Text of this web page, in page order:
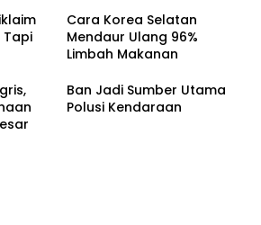
Tapi
Cara Korea Selatan
Mendaur Ulang 96%
Limbah Makanan
Ban Jadi Sumber Utama
Polusi Kendaraan